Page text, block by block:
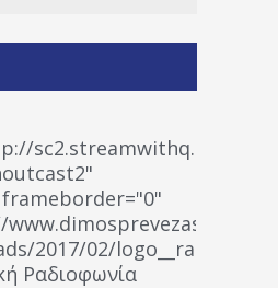
wp-
2017/02/
Ραδιοφωνία